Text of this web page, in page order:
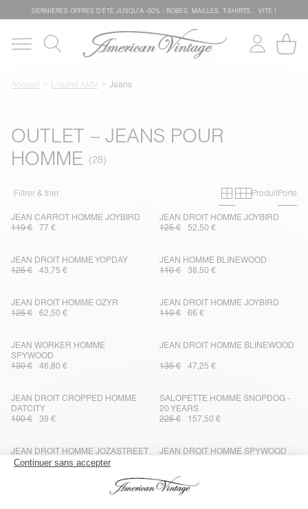
DERNIÈRES OFFRES D'ÉTÊ JUSQU'À -50% : ROBES, MAILLES, T-SHIRTS... VITE !
Accueil L'outlet AMV Jeans
OUTLET – JEANS POUR
HOMME
Filtrer & trier Grille
Grille
ProduitPorté
JEAN CARROT HOMME JOYBIRD
110 €
77 €
JEAN DROIT HOMME JOYBIRD
125 €
52,50 €
JEAN DROIT HOMME YOPDAY
125 €
43,75 €
JEAN HOMME BLINEWOOD
110 €
38,50 €
JEAN DROIT HOMME OZYR
125 €
62,50 €
JEAN DROIT HOMME JOYBIRD
110 €
66 €
JEAN WORKER HOMME
SPYWOOD
130 €
46,80 €
JEAN DROIT HOMME BLINEWOOD
135 € 47,25 €
JEAN DROIT CROPPED HOMME
DATCITY
100 €
39 €
SALOPETTE HOMME SNOPDOG -
20 YEARS
225 €
157,50 €
JEAN DROIT HOMME JOZASTREET
130 €
78 €
JEAN DROIT HOMME SPYWOOD
JEAN DROIT HOMME JOYBIRD
JEAN CARROT HOMME WIPY